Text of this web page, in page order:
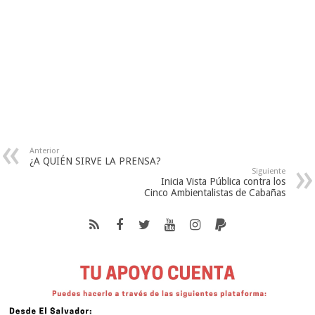
Anterior
¿A QUIÉN SIRVE LA PRENSA?
Siguiente
Inicia Vista Pública contra los
Cinco Ambientalistas de Cabañas